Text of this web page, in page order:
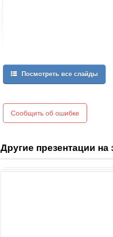
Посмотреть все слайды
Сообщить об ошибке
Другие презентации на